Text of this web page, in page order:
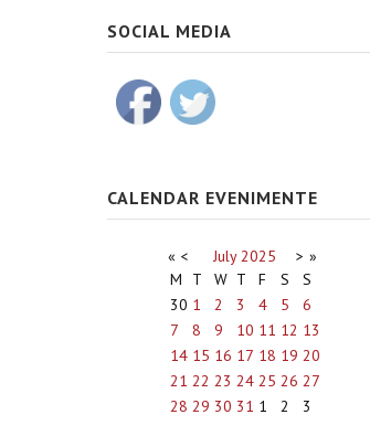
SOCIAL MEDIA
CALENDAR EVENIMENTE
« < July 2025 > »
M
T W T F S
S
30 1 2 3 4 5
6
7
8 9 10 11 12 13
14 15 16 17 18 19 20
21 22 23 24 25 26 27
28 29 30 31 1 2 3